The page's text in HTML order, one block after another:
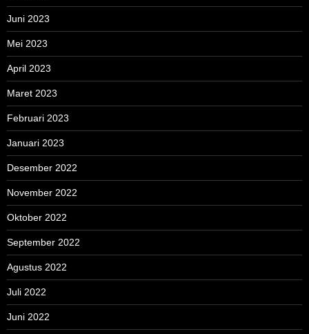
Juni 2023
Mei 2023
April 2023
Maret 2023
Februari 2023
Januari 2023
Desember 2022
November 2022
Oktober 2022
September 2022
Agustus 2022
Juli 2022
Juni 2022